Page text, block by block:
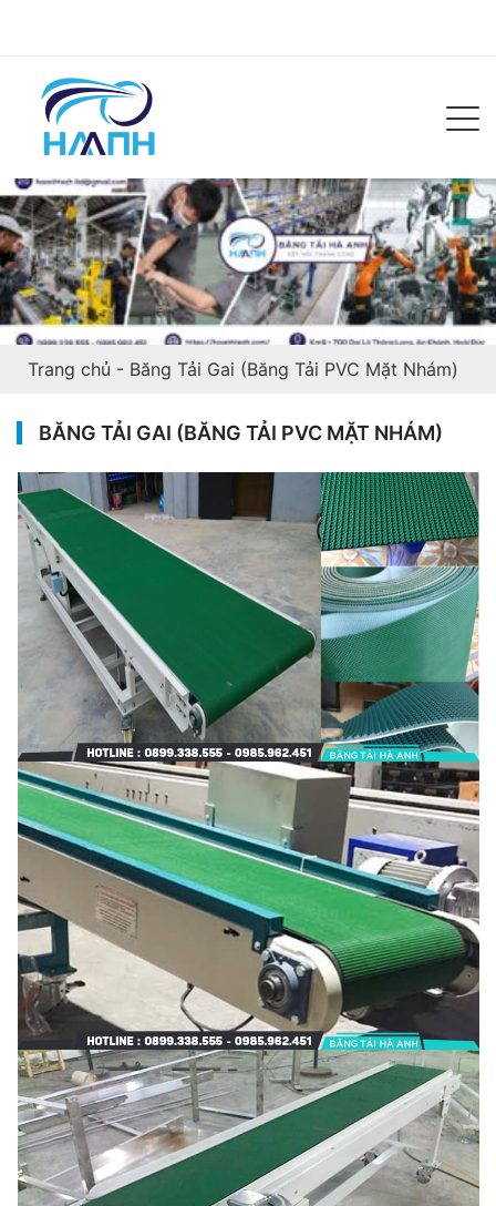
Trang chủ - Băng Tải Gai (Băng Tải PVC Mặt Nhám)
BĂNG TẢI GAI (BĂNG TẢI PVC MẶT NHÁM)